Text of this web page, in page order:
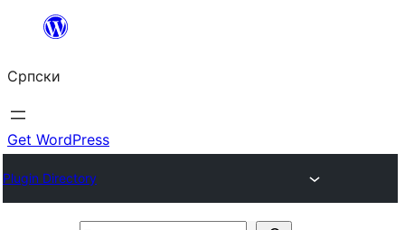
Скочи
садржај
Српски
Get WordPress
Plugin Directory